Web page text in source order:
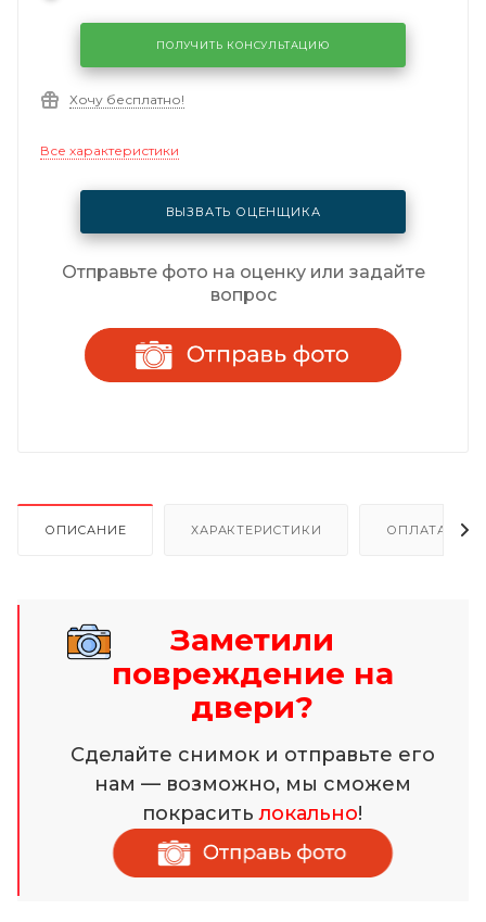
ПОЛУЧИТЬ КОНСУЛЬТАЦИЮ
Хочу бесплатно!
Все характеристики
ВЫЗВАТЬ ОЦЕНЩИКА
Отправьте фото на оценку или задайте
вопрос
ОПИСАНИЕ ХАРАКТЕРИСТИКИ ОПЛАТА И
Заметили
повреждение на
двери?
Сделайте снимок и отправьте его
нам — возможно, мы сможем
покраситьлокально!